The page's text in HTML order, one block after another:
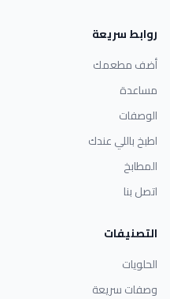
روابط سريعة
أضف مطعمك
مساعدة
الوصفات
اطبخ باللي عندك
المطابخ
اتصل بنا
التصنيفات
الحلويات
وصفات سريعة